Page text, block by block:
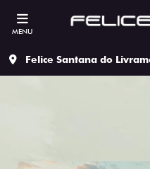
MENU
Felice Santana do